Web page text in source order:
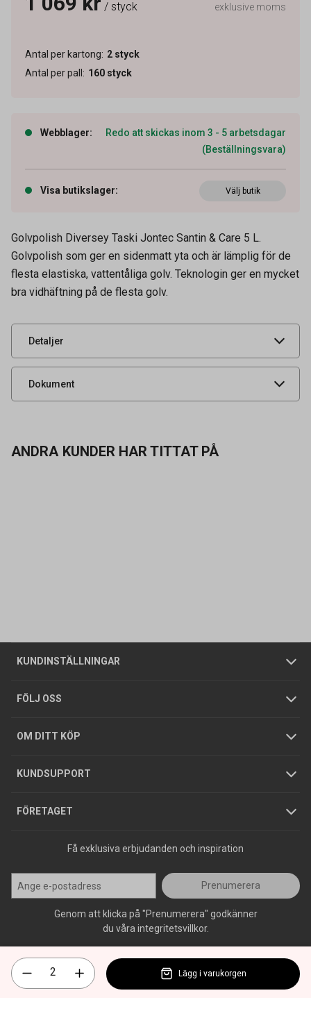
/ styck exklusive moms
Antal per kartong: 2 styck
Antal per pall : 160 styck
Webblager:
Redo att skickas inom 3 - 5 arbetsdagar
(Beställningsvara)
Visa butikslager: Välj butik
Golvpolish Diversey Taski Jontec Santin & Care 5 L.
Golvpolish som ger en sidenmatt yta och är lämplig för de
flesta elastiska, vattentåliga golv. Teknologin ger en mycket
bra vidhäftning på de flesta golv.
Detaljer
Artikelnummer
Volym 5 l
Leverantörens
UNSPSC 47131801
Dokument
Säkerhetsdatablad
Produktdatablad
ANDRA KUNDER HAR TITTAT PÅ
KUNDINSTÄLLNINGAR
Företagskund / Privatkund
FÖLJ OSS
OM DITT KÖP
Allmänna försäljningsvillkor
Integritetspolicy
GDPR
KUNDSUPPORT
Butiker
Foldrar och kataloger
Köpguider
Varumärken
FÖRETAGET
Om oss
Tjänster
Hållbarhet
Jobba hos oss
Press
Få exklusiva erbjudanden och inspiration
Prenumerera
Genom att klicka på "Prenumerera" godkänner
du våra integritetsvillkor.
Lägg i varukorgen